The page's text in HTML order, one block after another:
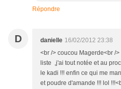
Répondre
D danielle 16/02/2012 23:38
<br /> coucou Magerde<br /
liste ,j'ai tout notée et au
le kadi !!! enfin ce qui me
et poudre d'amande !!! lol